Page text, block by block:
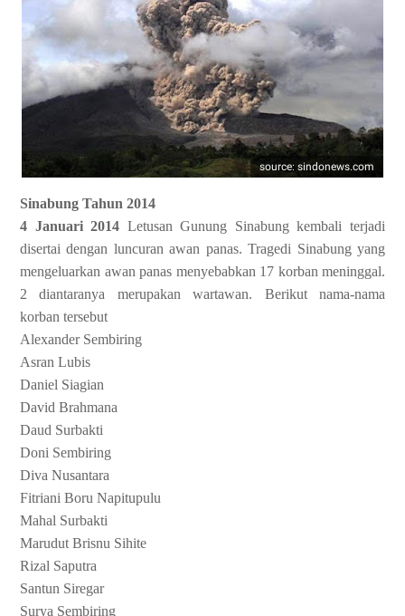
source: sindonews.com
Sinabung Tahun 2014
4 Januari 2014 Letusan Gunung Sinabung kembali terjadi
disertai dengan luncuran awan panas. Tragedi Sinabung yang
mengeluarkan awan panas menyebabkan 17 korban meninggal.
2 diantaranya merupakan wartawan. Berikut nama-nama
korban tersebut
Alexander Sembiring
Asran Lubis
Daniel Siagian
David Brahmana
Daud Surbakti
Doni Sembiring
Diva Nusantara
Fitriani Boru Napitupulu
Mahal Surbakti
Marudut Brisnu Sihite
Rizal Saputra
Santun Siregar
Surya Sembiring